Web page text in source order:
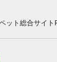
ット総合サイト